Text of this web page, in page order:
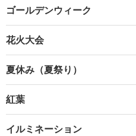
ゴールデンウィーク
花火大会
夏休み（夏祭り）
紅葉
イルミネーション